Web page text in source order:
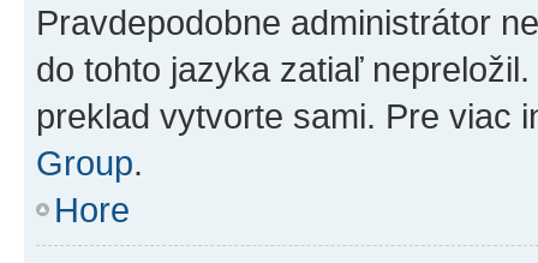
Pravdepodobne administrátor
do tohto jazyka zatiaľ
preklad vytvorte sami. Pre viac
Group.
Hore